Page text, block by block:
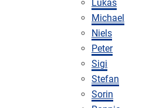
Lukas
Michael
Niels
Peter
Sigi
Stefan
Sorin